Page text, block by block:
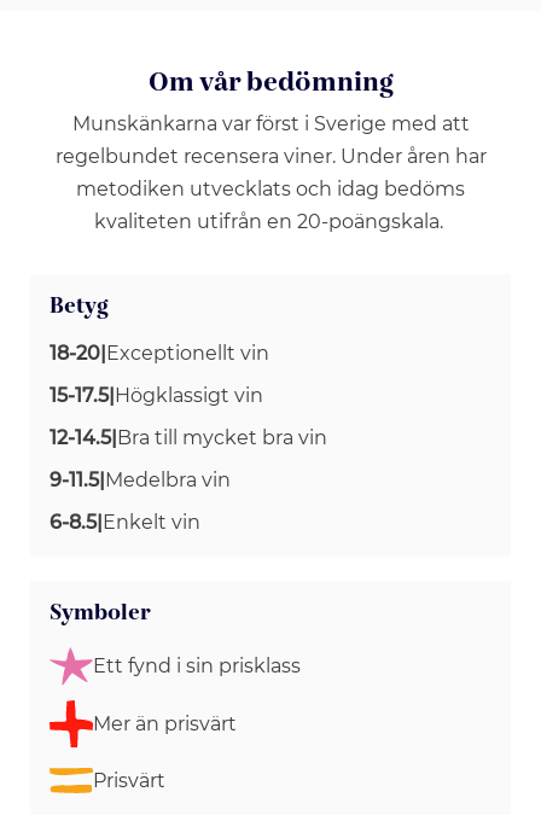
Om vår bedömning
Munskänkarna var först i Sverige med att
regelbundet recensera viner. Under åren har
metodiken utvecklats och idag bedöms
kvaliteten utifrån en 20-poängskala.
Betyg
18-20|Exceptionellt vin
15-17.5|Högklassigt vin
12-14.5|Bra till mycket bra vin
9-11.5|Medelbra vin
6-8.5|Enkelt vin
Symboler
Ett fynd i sin prisklass
Mer än prisvärt
Prisvärt